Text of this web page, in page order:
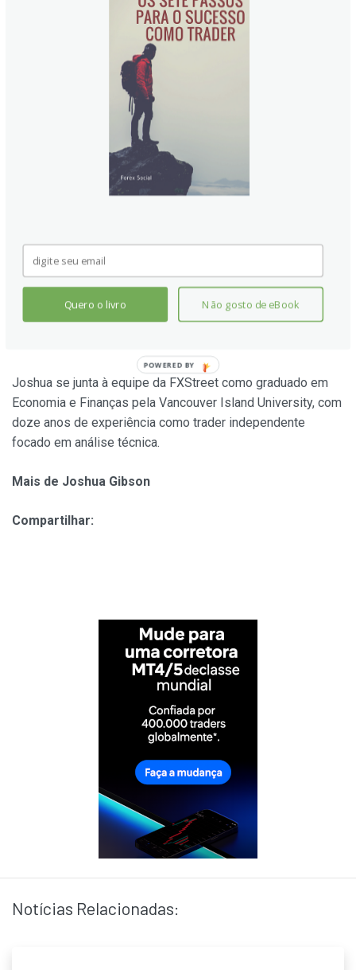
Os preços da prata tendem a seguir os movimentos do
Ouro. Quando os preços do Ouro sobem, a prata
normalmente acompanha, pois seu status como ativos de
porto seguro é semelhante. A relação Ouro/Prata, que
mostra a quantidade de onças de prata necessárias para
igualar o valor de uma onça de ouro, pode ajudar a
determinar a avaliação relativa entre os dois metais. Alguns
investidores podem considerar uma relação alta como um
indicador de que a prata está subvalorizada, ou o ouro está
Autor
Joshua Gibson
Joshua se junta à equipe da FXStreet como graduado em
Economia e Finanças pela Vancouver Island University, com
doze anos de experiência como trader independente
focado em análise técnica.
Mais de Joshua Gibson
Compartilhar:
Notícias Relacionadas:
Quero o livro Não gosto de eBook